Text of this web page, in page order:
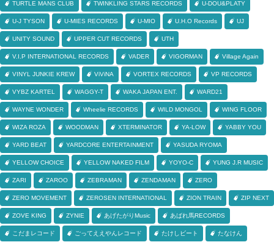
TURTLE MANS CLUB TWINKLING STARS RECORDS U-DOU&PLATY
U-J TYSON U-MIES RECORDS U-MIO U.H.O Records UJ
UNITY SOUND UPPER CUT RECORDS UTH
V.I.P INTERNATIONAL RECORDS VADER VIGORMAN Village Again
VINYL JUNKIE KREW ViViNA VORTEX RECORDS VP RECORDS
VYBZ KARTEL WAGGY-T WAKA JAPAN ENT. WARD21
WAYNE WONDER Wheelie RECORDS WILD MONGOL WING FLOOR
WIZA ROZA WOODMAN XTERMINATOR YA-LOW YABBY YOU
YARD BEAT YARDCORE ENTERTAINMENT YASUDA RYOMA
YELLOW CHOICE YELLOW NAKED FILM YOYO-C YUNG J.R MUSIC
ZARI ZAROO ZEBRAMAN ZENDAMAN ZERO
ZERO MOVEMENT ZEROSEN INTERNATIONAL ZION TRAIN ZIP NEXT
ZOVE KING ZYNIE あげたがりMusic あばれ馬RECORDS
こだまレコード ごってええやんレコード たけしビート たなけん